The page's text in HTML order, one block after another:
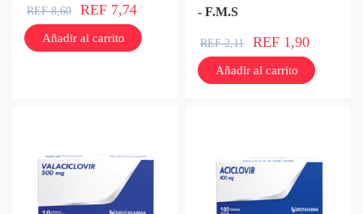
REF8,60 REF 7,74
Añadir al carrito
- F.M.S
REF2,11 REF 1,90
Añadir al carrito